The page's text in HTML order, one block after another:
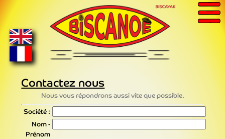
Contactez nous
Nous vous répondrons aussi vite que possible.
Société :
Nom -
Prénom